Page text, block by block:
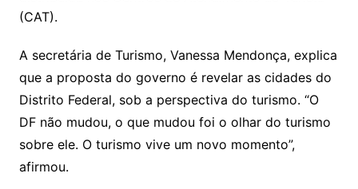
(CAT).
A secretária de Turismo, Vanessa Mendonça, explica
que a proposta do governo é revelar as cidades do
Distrito Federal, sob a perspectiva do turismo. “O
DF não mudou, o que mudou foi o olhar do turismo
sobre ele. O turismo vive um novo momento”,
afirmou.